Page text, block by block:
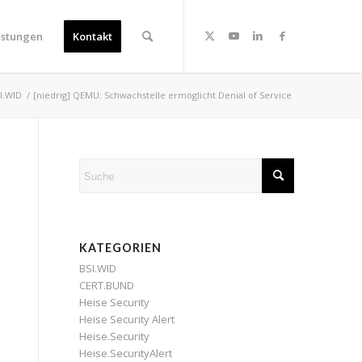
Kontakt
/ [niedrig] QEMU: Schwachstelle ermöglicht Denial of Service
KATEGORIEN
BSI.WID
CERT.BUND
Heise Security
Heise Security Alert
Heise.Security
Heise.SecurityAlert